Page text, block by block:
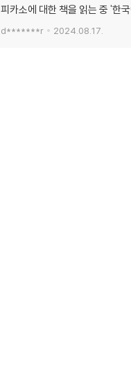
피카소에 대한 책을 읽는 중 '한
d*******r 2024.08.17.